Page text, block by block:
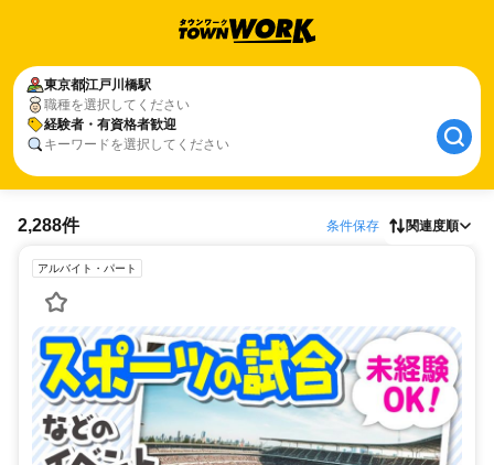
東京都江戸川橋駅
職種を選択してください
経験者・有資格者歓迎
キーワードを選択してください
2,288件 条件保存 関連度順
アルバイト・パート